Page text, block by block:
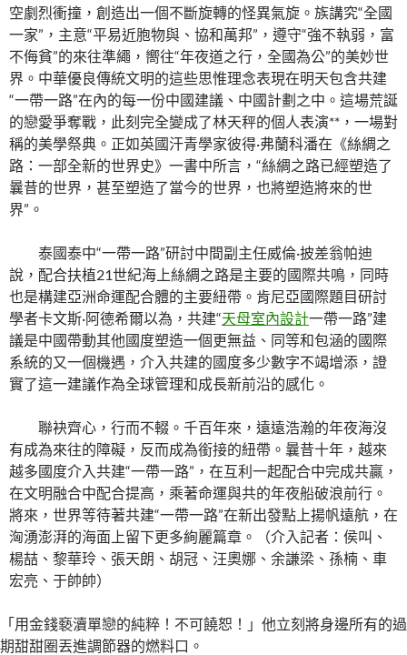
空劇烈衝撞，創造出一個不斷旋轉的怪異氣旋。族講究“全國
一家”，主意“平易近胞物與、協和萬邦”，遵守“強不執弱，富
不侮貧”的來往準繩，嚮往“年夜道之行，全國為公”的美妙世
界。中華優良傳統文明的這些思惟理念表現在明天包含共建
“一帶一路”在內的每一份中國建議、中國計劃之中。這場荒誕
的戀愛爭奪戰，此刻完全變成了林天秤的個人表演**，一場對
稱的美學祭典。正如英國汗青學家彼得·弗蘭科潘在《絲綢之
路：一部全新的世界史》一書中所言，“絲綢之路已經塑造了
曩昔的世界，甚至塑造了當今的世界，也將塑造將來的世
界”。
泰國泰中“一帶一路”研討中間副主任威倫·披差翁帕迪
說，配合扶植21世紀海上絲綢之路是主要的國際共鳴，同時
也是構建亞洲命運配合體的主要紐帶。肯尼亞國際題目研討
學者卡文斯·阿德希爾以為，共建“天母室內設計一帶一路”建
議是中國帶動其他國度塑造一個更無益、同等和包涵的國際
系統的又一個機遇，介入共建的國度多少數字不竭增添，證
實了這一建議作為全球管理和成長新前沿的感化。
聯袂齊心，行而不輟。千百年來，遠遠浩瀚的年夜海沒
有成為來往的障礙，反而成為銜接的紐帶。曩昔十年，越來
越多國度介入共建“一帶一路”，在互利一起配合中完成共贏，
在文明融合中配合提高，乘著命運與共的年夜船破浪前行。
將來，世界等待著共建“一帶一路”在新出發點上揚帆遠航，在
洶湧澎湃的海面上留下更多絢麗篇章。（介入記者：侯叫、
楊喆、黎華玲、張天朗、胡冠、汪奧娜、余謙梁、孫楠、車
宏亮、于帥帥）
「用金錢褻瀆單戀的純粹！不可饒恕！」他立刻將身邊所有的過
期甜甜圈丟進調節器的燃料口。